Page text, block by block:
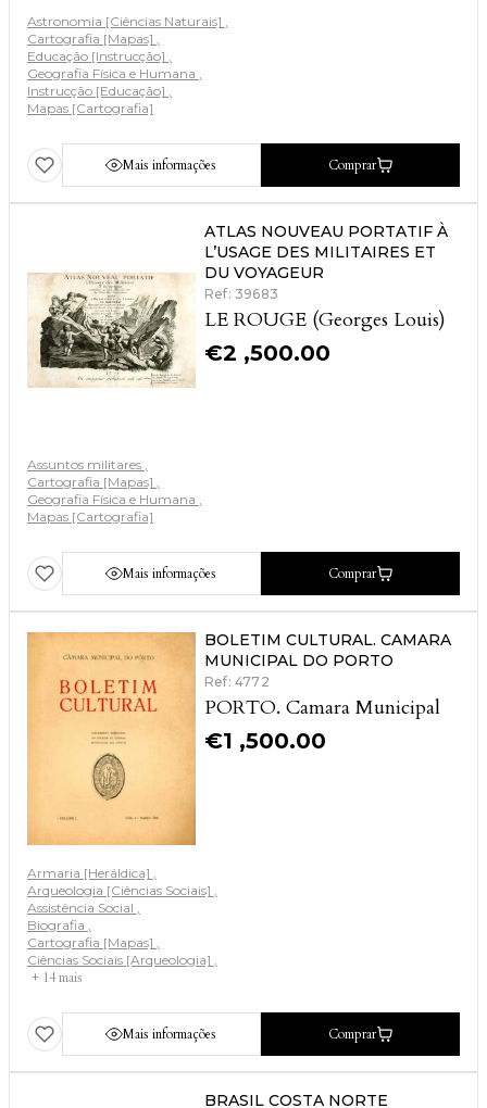
Astronomia [Ciências Naturais]
Cartografia [Mapas]
Educação [Instrucção]
Geografia Física e Humana
Instrucção [Educação]
Mapas [Cartografia]
Mais informações Comprar
ATLAS NOUVEAU PORTATIF À
L’USAGE DES MILITAIRES ET
DU VOYAGEUR
Ref: 39683
LE ROUGE (Georges Louis)
€2 ,500.00
Assuntos militares
Cartografia [Mapas]
Geografia Física e Humana
Mapas [Cartografia]
Mais informações Comprar
BOLETIM CULTURAL. CAMARA
MUNICIPAL DO PORTO
Ref: 4772
PORTO. Camara Municipal
€1 ,500.00
Armaria [Heráldica]
Arqueologia [Ciências Sociais]
Assistência Social
Biografia
Cartografia [Mapas]
Ciências Sociais [Arqueologia]
+ 14 mais
Mais informações Comprar
BRASIL COSTA NORTE